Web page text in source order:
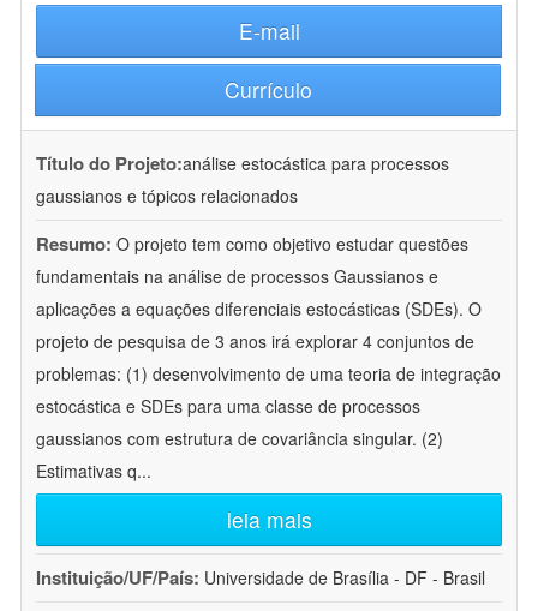
E-mail
Currículo
Título do Projeto:análise estocástica para processos
gaussianos e tópicos relacionados
Resumo: O projeto tem como objetivo estudar questões
fundamentais na análise de processos Gaussianos e
aplicações a equações diferenciais estocásticas (SDEs). O
projeto de pesquisa de 3 anos irá explorar 4 conjuntos de
problemas: (1) desenvolvimento de uma teoria de integração
estocástica e SDEs para uma classe de processos
gaussianos com estrutura de covariância singular. (2)
Estimativas q...
leia mais
Instituição/UF/País: Universidade de Brasília - DF - Brasil